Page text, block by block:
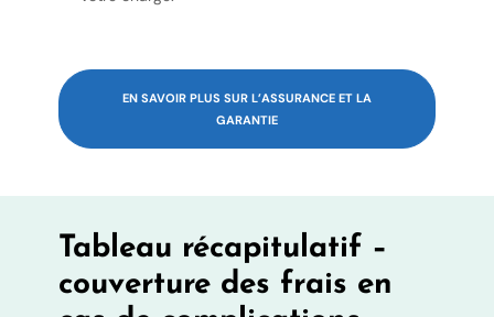
EN SAVOIR PLUS SUR L’ASSURANCE ET LA
GARANTIE
Tableau récapitulatif –
couverture des frais en